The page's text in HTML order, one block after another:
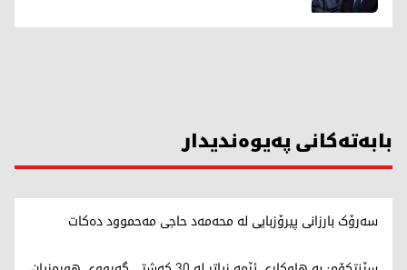
بابەتەکانی پەیوەندیدار
سەرۆک بارزانی پیرۆزبایی لە محەمەد حاجی مەحموود دەکات